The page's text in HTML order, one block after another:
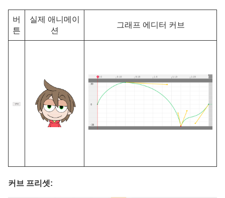
버
튼
실제 애니메이
션
그래프 에디터 커브
커브 프리셋: